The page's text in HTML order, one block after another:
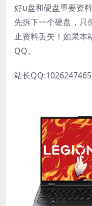
好u盘和硬盘重要资
先拆下一个硬盘，只
止资料丢失！如果本
QQ。
站长